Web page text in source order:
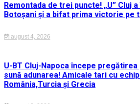
Remontada de trei puncte! „U” Cluj
Botoșani și a bifat prima victorie pe
august 4, 2026
U-BT Cluj-Napoca începe
sună adunarea! Amicale tari cu
România,Turcia și Grecia